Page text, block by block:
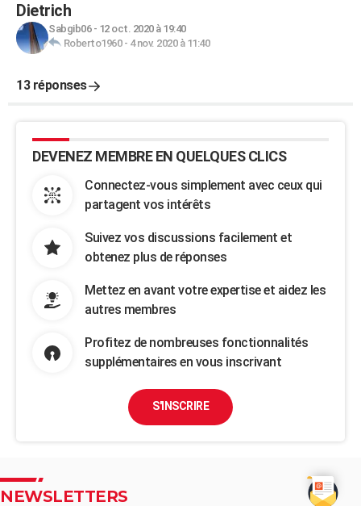
Dietrich
Sabgib06- 12 oct. 2020 à 19:40
Roberto1960- 4 nov. 2020 à 11:40
13 réponses
DEVENEZ MEMBRE EN QUELQUES CLICS
Connectez-vous simplement avec ceux qui
partagent vos intérêts
Suivez vos discussions facilement et
obtenez plus de réponses
Mettez en avant votre expertise et aidez les
autres membres
Profitez de nombreuses fonctionnalités
supplémentaires en vous inscrivant
S'INSCRIRE
NEWSLETTERS